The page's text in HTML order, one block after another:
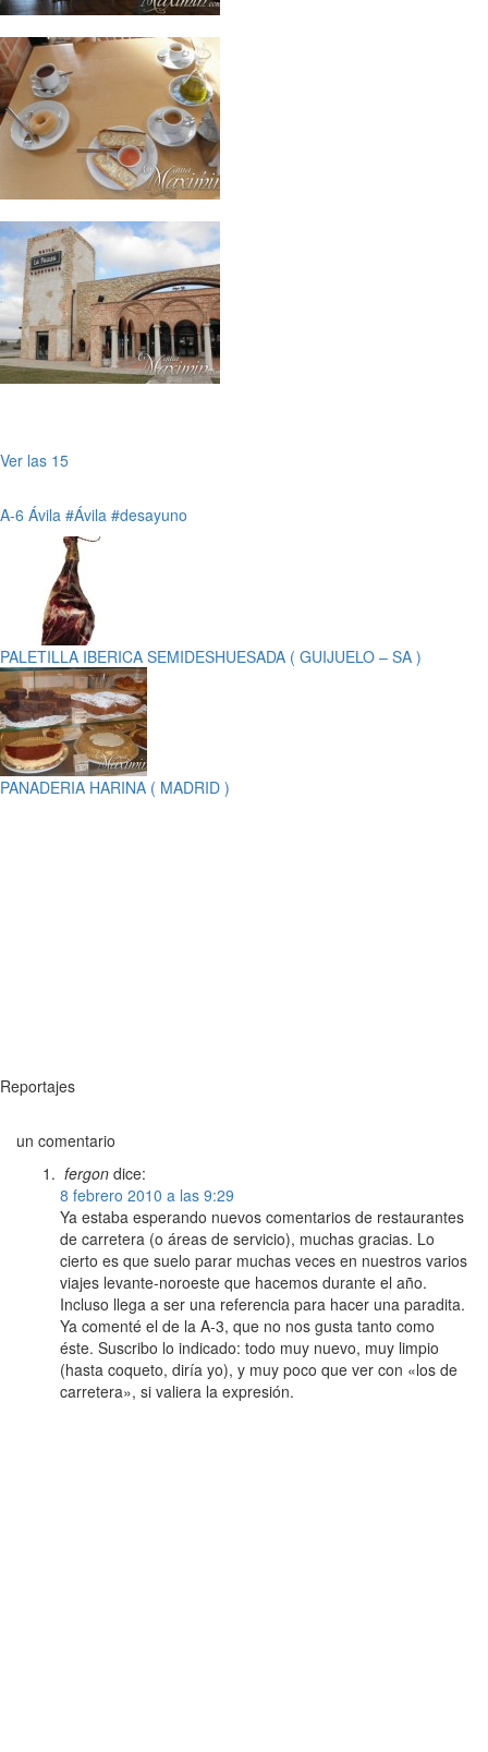
Ver las 15
A-6 Ávila #Ávila #desayuno
PALETILLA IBERICA SEMIDESHUESADA ( GUIJUELO – SA )
PANADERIA HARINA ( MADRID )
Reportajes
un comentario
fergon dice:
8 febrero 2010 a las 9:29
Ya estaba esperando nuevos comentarios de restaurantes
de carretera (o áreas de servicio), muchas gracias. Lo
cierto es que suelo parar muchas veces en nuestros varios
viajes levante-noroeste que hacemos durante el año.
Incluso llega a ser una referencia para hacer una paradita.
Ya comenté el de la A-3, que no nos gusta tanto como
éste. Suscribo lo indicado: todo muy nuevo, muy limpio
(hasta coqueto, diría yo), y muy poco que ver con «los de
carretera», si valiera la expresión.